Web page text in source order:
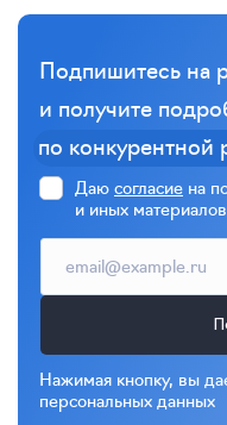
Подпишитесь на
и получите
по конкурентной
Даю согласие на
и иных
Нажимая кнопку, вы
персональных данных